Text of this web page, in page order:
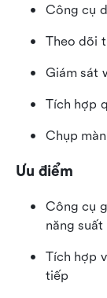
Công cụ
Theo dõi
Giám sát
Tích hợp
Chụp
Ưu điểm
Công cụ
năng suất
Tích hợp
tiếp